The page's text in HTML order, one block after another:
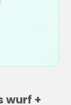
wurf +